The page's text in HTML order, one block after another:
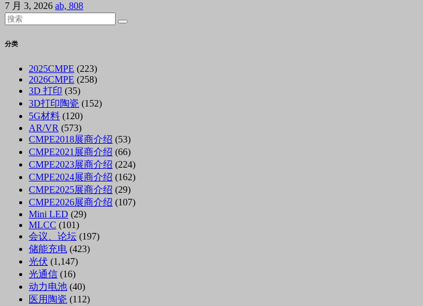
7 月 3, 2026 ab, 808
分类
2025CMPE (223)
2026CMPE (258)
3D 打印 (35)
3D打印陶瓷 (152)
5G材料 (120)
AR/VR (573)
CMPE2018展商介绍 (53)
CMPE2021展商介绍 (66)
CMPE2023展商介绍 (224)
CMPE2024展商介绍 (162)
CMPE2025展商介绍 (29)
CMPE2026展商介绍 (107)
Mini LED (29)
MLCC (101)
会议、论坛 (197)
储能充电 (423)
光伏 (1,147)
光通信 (16)
动力电池 (40)
医用陶瓷 (112)